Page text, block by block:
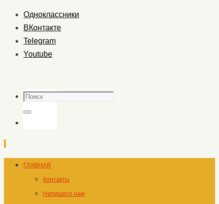
Одноклассники
ВКонтакте
Telegram
Youtube
Поиск
Поиск
Перейти
содержимому
ГЛАВНАЯ
Контакты
Напишите нам